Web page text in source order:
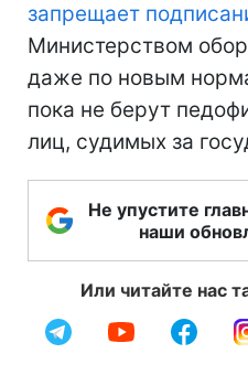
запрещает
Министерством
даже по новым
пока не берут
лиц, судимых за
Не упустите
наши
Или читайте нас